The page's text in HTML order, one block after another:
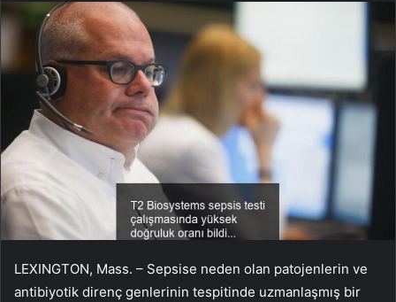
LEXINGTON, Mass. – Sepsise neden olan patojenlerin ve
antibiyotik direnç genlerinin tespitinde uzmanlaşmış bir